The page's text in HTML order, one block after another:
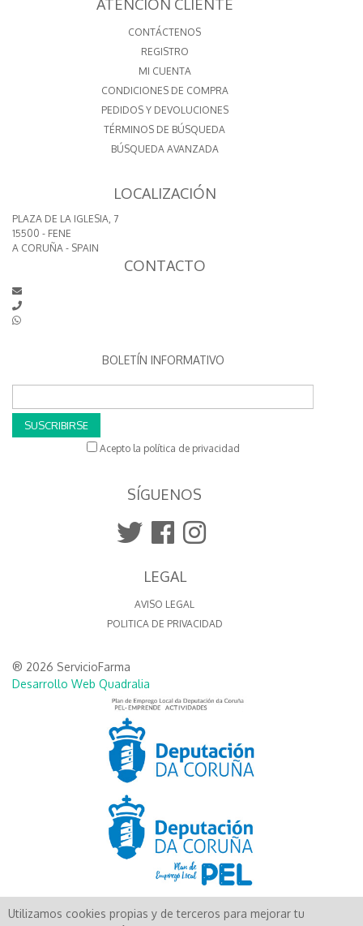
ATENCIÓN CLIENTE
CONTÁCTENOS
REGISTRO
MI CUENTA
CONDICIONES DE COMPRA
PEDIDOS Y DEVOLUCIONES
TÉRMINOS DE BÚSQUEDA
BÚSQUEDA AVANZADA
LOCALIZACIÓN
PLAZA DE LA IGLESIA, 7
15500 - FENE
A CORUÑA - SPAIN
CONTACTO
BOLETÍN INFORMATIVO
SUSCRIBIRSE
Acepto la política de privacidad
SÍGUENOS
LEGAL
AVISO LEGAL
POLITICA DE PRIVACIDAD
® 2026 ServicioFarma
Desarrollo Web Quadralia
Utilizamos cookies propias y de terceros para mejorar tu
Aún no existen valoraciones para este producto.